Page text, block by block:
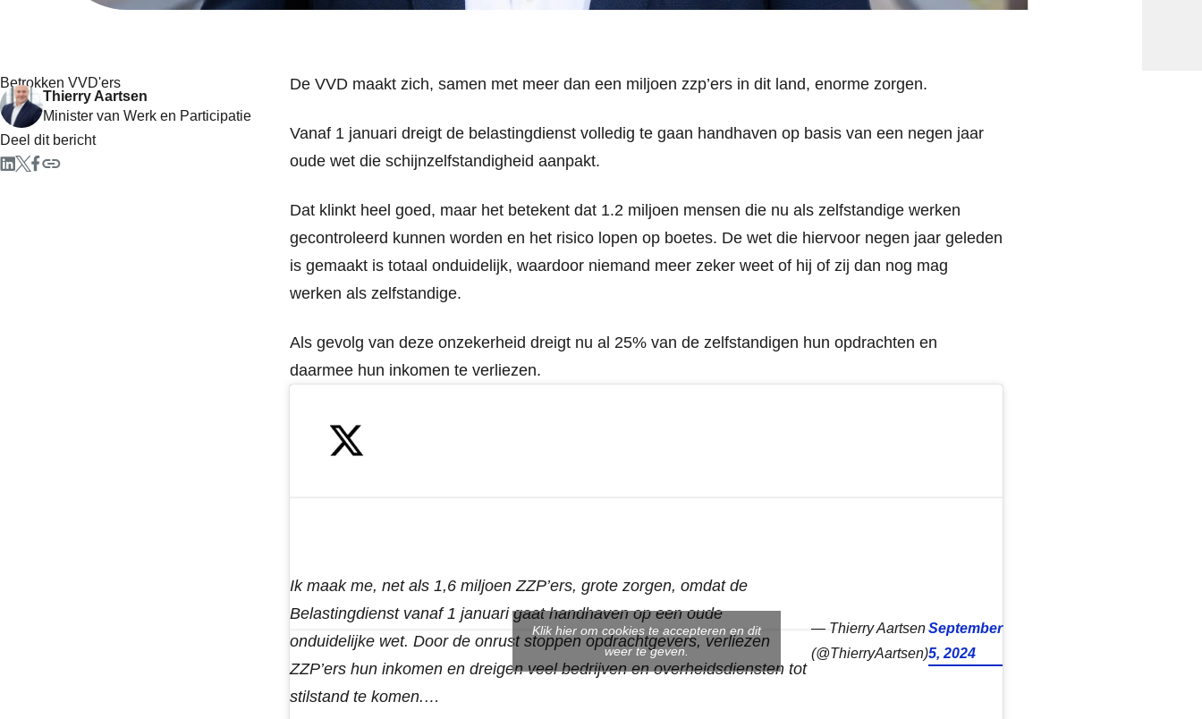
De VVD maakt zich, samen met meer dan een miljoen zzp’ers in dit land, enorme zorgen.
Vanaf 1 januari dreigt de belastingdienst volledig te gaan handhaven op basis van een negen jaar
oude wet die schijnzelfstandigheid aanpakt.
Dat klinkt heel goed, maar het betekent dat 1.2 miljoen mensen die nu als zelfstandige werken
gecontroleerd kunnen worden en het risico lopen op boetes. De wet die hiervoor negen jaar geleden
is gemaakt is totaal onduidelijk, waardoor niemand meer zeker weet of hij of zij dan nog mag
werken als zelfstandige.
Als gevolg van deze onzekerheid dreigt nu al 25% van de zelfstandigen hun opdrachten en
daarmee hun inkomen te verliezen.
Ik maak me, net als 1,6 miljoen ZZP’ers, grote zorgen, omdat de
Belastingdienst vanaf 1 januari gaat handhaven op een oude
onduidelijke wet. Door de onrust stoppen opdrachtgevers, verliezen
ZZP’ers hun inkomen en dreigen veel bedrijven en overheidsdiensten tot
stilstand te komen.…
— Thierry Aartsen
(@ThierryAartsen)
September
5, 2024
Klik hier om cookies te accepteren en dit
weer te geven.
Betrokken VVD'ers
Thierry Aartsen
Minister van Werk en Participatie
Deel dit bericht